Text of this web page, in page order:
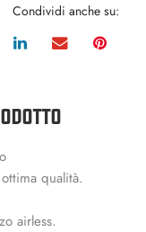
Condividi anche su:
qualità.
airless.